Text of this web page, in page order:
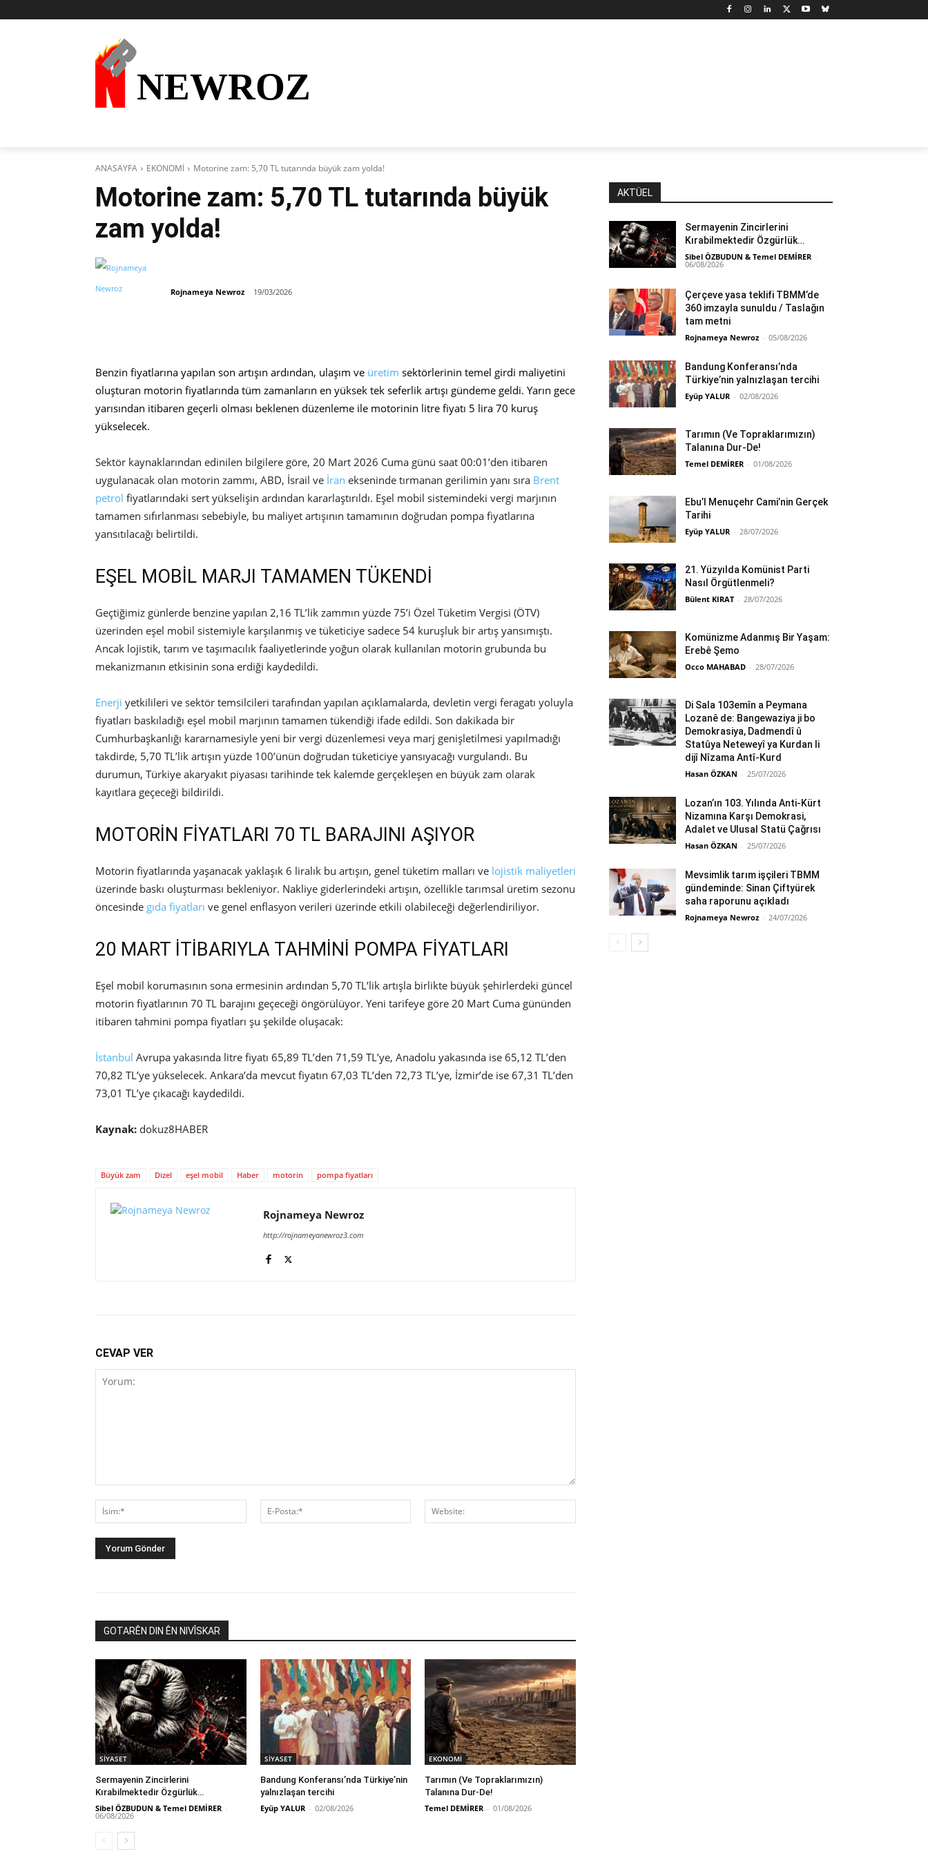
NEWROZ
ANASAYFA EKONOMİ Motorine zam: 5,70 TL tutarında büyük zam yolda!
Motorine zam: 5,70 TL tutarında büyük
zam yolda!
Rojnameya Newroz 19/03/2026
Benzin fiyatlarına yapılan son artışın ardından, ulaşım ve üretim sektörlerinin temel girdi maliyetini
oluşturan motorin fiyatlarında tüm zamanların en yüksek tek seferlik artışı gündeme geldi. Yarın gece
yarısından itibaren geçerli olması beklenen düzenleme ile motorinin litre fiyatı 5 lira 70 kuruş
yükselecek.
Sektör kaynaklarından edinilen bilgilere göre, 20 Mart 2026 Cuma günü saat 00:01’den itibaren
uygulanacak olan motorin zammı, ABD, İsrail ve İran ekseninde tırmanan gerilimin yanı sıra Brent
petrol fiyatlarındaki sert yükselişin ardından kararlaştırıldı. Eşel mobil sistemindeki vergi marjının
tamamen sıfırlanması sebebiyle, bu maliyet artışının tamamının doğrudan pompa fiyatlarına
yansıtılacağı belirtildi.
EŞEL MOBİL MARJI TAMAMEN TÜKENDİ
Geçtiğimiz günlerde benzine yapılan 2,16 TL’lik zammın yüzde 75’i Özel Tüketim Vergisi (ÖTV)
üzerinden eşel mobil sistemiyle karşılanmış ve tüketiciye sadece 54 kuruşluk bir artış yansımıştı.
Ancak lojistik, tarım ve taşımacılık faaliyetlerinde yoğun olarak kullanılan motorin grubunda bu
mekanizmanın etkisinin sona erdiği kaydedildi.
Enerji yetkilileri ve sektör temsilcileri tarafından yapılan açıklamalarda, devletin vergi feragatı yoluyla
fiyatları baskıladığı eşel mobil marjının tamamen tükendiği ifade edildi. Son dakikada bir
Cumhurbaşkanlığı kararnamesiyle yeni bir vergi düzenlemesi veya marj genişletilmesi yapılmadığı
takdirde, 5,70 TL’lik artışın yüzde 100’ünün doğrudan tüketiciye yansıyacağı vurgulandı. Bu
durumun, Türkiye akaryakıt piyasası tarihinde tek kalemde gerçekleşen en büyük zam olarak
kayıtlara geçeceği bildirildi.
MOTORİN FİYATLARI 70 TL BARAJINI AŞIYOR
Motorin fiyatlarında yaşanacak yaklaşık 6 liralık bu artışın, genel tüketim malları ve lojistik maliyetleri
üzerinde baskı oluşturması bekleniyor. Nakliye giderlerindeki artışın, özellikle tarımsal üretim sezonu
öncesinde gıda fiyatları ve genel enflasyon verileri üzerinde etkili olabileceği değerlendiriliyor.
20 MART İTİBARIYLA TAHMİNİ POMPA FİYATLARI
Eşel mobil korumasının sona ermesinin ardından 5,70 TL’lik artışla birlikte büyük şehirlerdeki güncel
motorin fiyatlarının 70 TL barajını geçeceği öngörülüyor. Yeni tarifeye göre 20 Mart Cuma gününden
itibaren tahmini pompa fiyatları şu şekilde oluşacak:
İstanbul Avrupa yakasında litre fiyatı 65,89 TL’den 71,59 TL’ye, Anadolu yakasında ise 65,12 TL’den
70,82 TL’ye yükselecek. Ankara’da mevcut fiyatın 67,03 TL’den 72,73 TL’ye, İzmir’de ise 67,31 TL’den
73,01 TL’ye çıkacağı kaydedildi.
Kaynak: dokuz8HABER
Büyük zam Dizel eşel mobil Haber motorin pompa fiyatları
Rojnameya Newroz
http://rojnameyanewroz3.com
CEVAP VER
İsim:*
Posta:*
GOTARÊN DIN ÊN NIVÎSKAR
SİYASET
Sermayenin Zincirlerini
Kırabilmektedir Özgürlük…
Sibel ÖZBUDUN & Temel DEMİRER -
06/08/2026
SİYASET
Bandung Konferansı’nda Türkiye’nin
yalnızlaşan tercihi
Eyüp YALUR - 02/08/2026
EKONOMİ
Tarımın (Ve Topraklarımızın)
Talanına Dur-De!
Temel DEMİRER - 01/08/2026
AKTÜEL
Sermayenin Zincirlerini
Kırabilmektedir Özgürlük…
Sibel ÖZBUDUN & Temel DEMİRER -
06/08/2026
Çerçeve yasa teklifi TBMM’de
360 imzayla sunuldu / Taslağın
tam metni
Rojnameya Newroz - 05/08/2026
Bandung Konferansı’nda
Türkiye’nin yalnızlaşan tercihi
Eyüp YALUR - 02/08/2026
Tarımın (Ve Topraklarımızın)
Talanına Dur-De!
Temel DEMİRER - 01/08/2026
Ebu’l Menuçehr Cami’nin Gerçek
Tarihi
Eyüp YALUR - 28/07/2026
21. Yüzyılda Komünist Parti
Nasıl Örgütlenmeli?
Bülent KIRAT - 28/07/2026
Komünizme Adanmış Bir Yaşam:
Erebê Şemo
Occo MAHABAD - 28/07/2026
Di Sala 103emîn a Peymana
Lozanê de: Bangewaziya ji bo
Demokrasiya, Dadmendî û
Statûya Neteweyî ya Kurdan li
dijî Nîzama Antî-Kurd
Hasan ÖZKAN - 25/07/2026
Lozan’ın 103. Yılında Anti-Kürt
Nizamına Karşı Demokrasi,
Adalet ve Ulusal Statü Çağrısı
Hasan ÖZKAN - 25/07/2026
Mevsimlik tarım işçileri TBMM
gündeminde: Sinan Çiftyürek
saha raporunu açıkladı
Rojnameya Newroz - 24/07/2026